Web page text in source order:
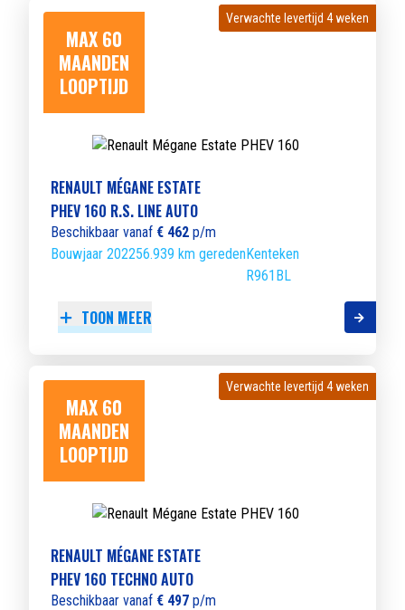
MAX 60
MAANDEN
LOOPTIJD
Verwachte levertijd 4 weken
Verwachte levertijd 4 weken
RENAULT MÉGANE ESTATE
PHEV 160 R.S. LINE AUTO
Beschikbaar vanaf € 462 p/m
Bouwjaar 202256.939 km geredenKenteken
R961BL
TOON MEER
MAX 60
MAANDEN
LOOPTIJD
Verwachte levertijd 4 weken
Verwachte levertijd 4 weken
RENAULT MÉGANE ESTATE
PHEV 160 TECHNO AUTO
Beschikbaar vanaf € 497 p/m